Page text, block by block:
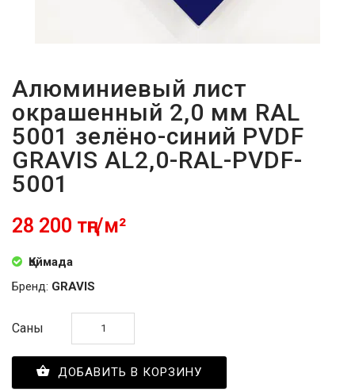
Алюминиевый лист
окрашенный 2,0 мм RAL
5001 зелёно-синий PVDF
GRAVIS AL2,0-RAL-PVDF-
5001
28 200 тңг/м²
Қоймада
Бренд: GRAVIS
Саны
ДОБАВИТЬ В КОРЗИНУ